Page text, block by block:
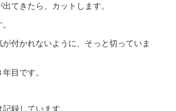
てきたら、カットします。
付かれないように、そっと切っていま
目です。
録しています。